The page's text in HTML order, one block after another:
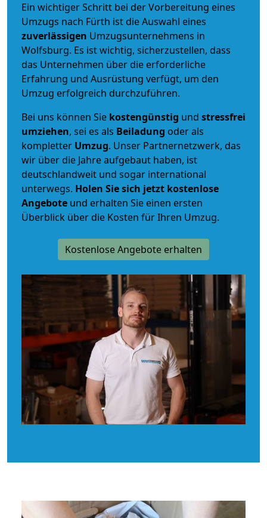
Ein wichtiger Schritt bei der Vorbereitung eines
Umzugs nach Fürth ist die Auswahl eines
zuverlässigen Umzugsunternehmens in
Wolfsburg. Es ist wichtig, sicherzustellen, dass
das Unternehmen über die erforderliche
Erfahrung und Ausrüstung verfügt, um den
Umzug erfolgreich durchzuführen.
Bei uns können Sie kostengünstig und stressfrei
umziehen, sei es als Beiladung oder als
kompletter Umzug. Unser Partnernetzwerk, das
wir über die Jahre aufgebaut haben, ist
deutschlandweit und sogar international
unterwegs. Holen Sie sich jetzt kostenlose
Angebote und erhalten Sie einen ersten
Überblick über die Kosten für Ihren Umzug.
Kostenlose Angebote erhalten